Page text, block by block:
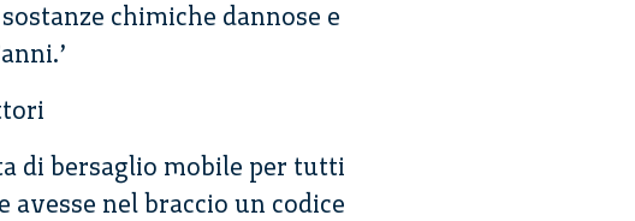
chimiche dannose e
di bersaglio mobile per tutti
nel braccio un codice